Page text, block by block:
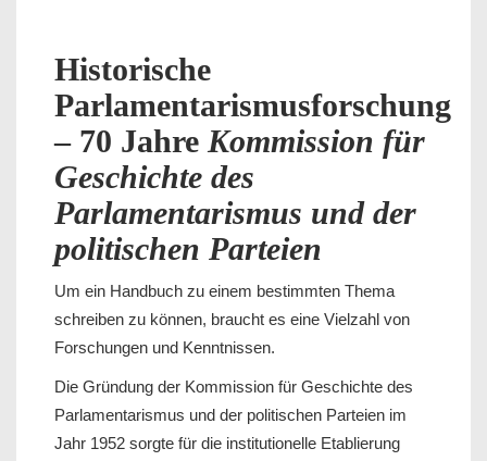
Historische
Parlamentarismusforschung
– 70 Jahre Kommission für
Geschichte des
Parlamentarismus und der
politischen Parteien
Um ein Handbuch zu einem bestimmten Thema
schreiben zu können, braucht es eine Vielzahl von
Forschungen und Kenntnissen.
Die Gründung der Kommission für Geschichte des
Parlamentarismus und der politischen Parteien im
Jahr 1952 sorgte für die institutionelle Etablierung